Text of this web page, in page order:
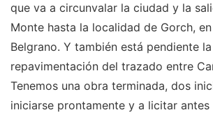
que va a circunvalar la ciudad y la
Monte hasta la localidad de Gorch, en
Belgrano. Y también está pendiente la
repavimentación del trazado entre
Tenemos una obra terminada, dos
iniciarse prontamente y a licitar antes